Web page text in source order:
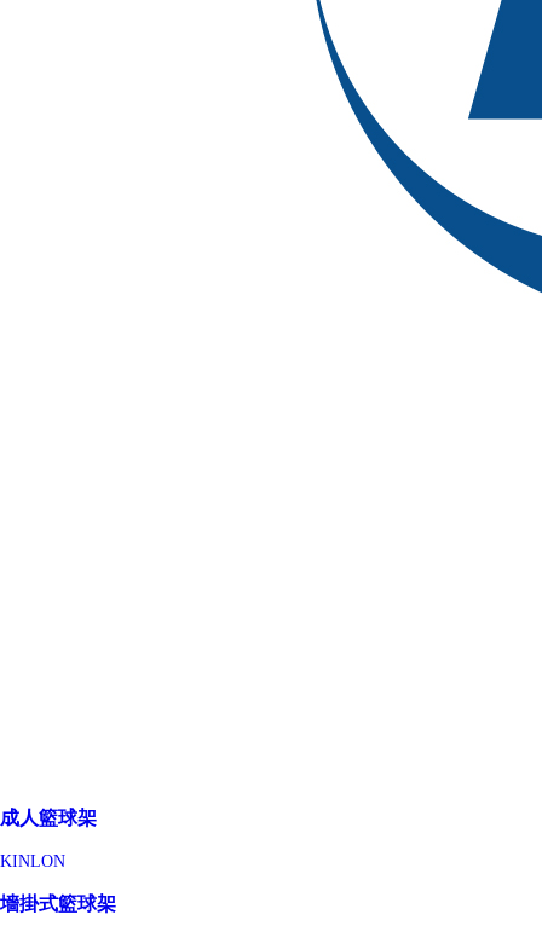
成人籃球架
KINLON
墻掛式籃球架